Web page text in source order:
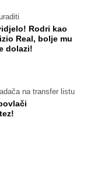
Rodri kao
Real, bolje mu
dolazi!
na transfer listu